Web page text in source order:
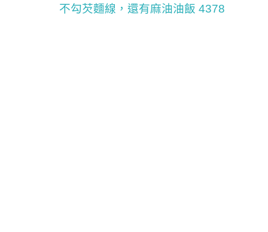
不勾芡麵線，還有麻油油飯 4378